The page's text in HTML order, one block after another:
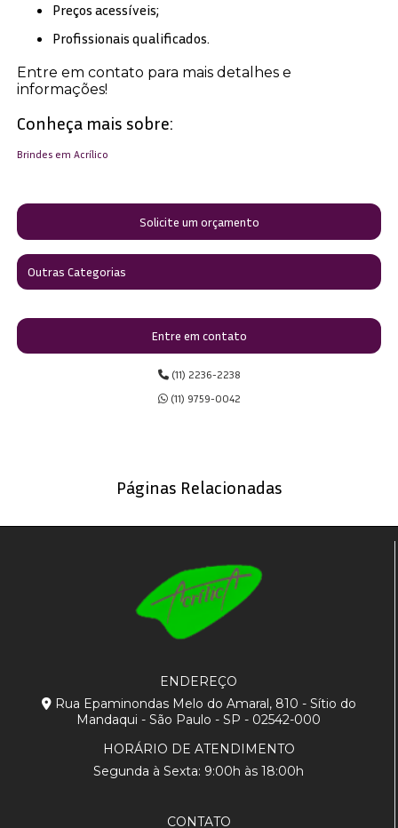
Preços acessíveis;
Profissionais qualificados.
Entre em contato para mais detalhes e
informações!
Conheça mais sobre:
Brindes em Acrílico
Solicite um orçamento
Outras Categorias
Entre em contato
(11) 2236-2238
(11) 9759-0042
Páginas Relacionadas
ENDEREÇO
Rua Epaminondas Melo do Amaral, 810 - Sítio do
Mandaqui - São Paulo - SP - 02542-000
HORÁRIO DE ATENDIMENTO
Segunda à Sexta: 9:00h às 18:00h
CONTATO